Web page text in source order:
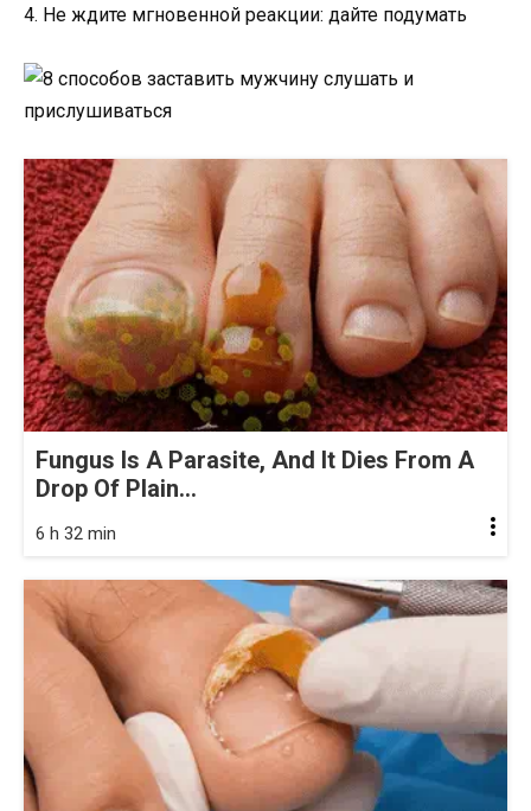
4. Не ждите мгновенной реакции: дайте подумать
Fungus Is A Parasite, And It Dies From A
Drop Of Plain...
6 h 32 min